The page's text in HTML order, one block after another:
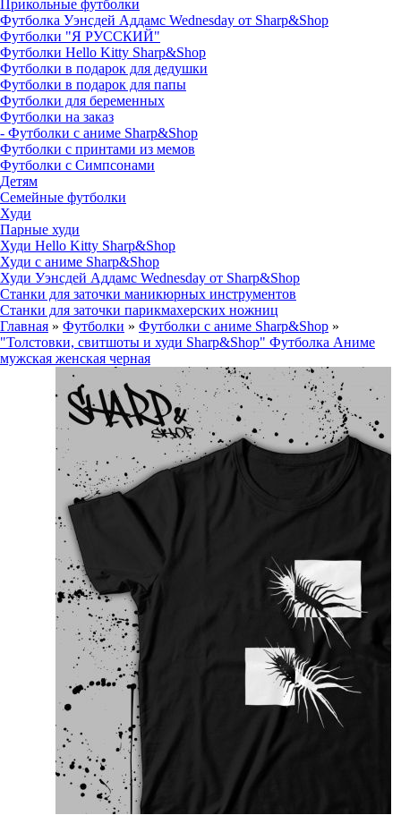
Прикольные футболки
Футболка Уэнсдей Аддамс Wednesday от Sharp&Shop
Футболки "Я РУССКИЙ"
Футболки Hello Kitty Sharp&Shop
Футболки в подарок для дедушки
Футболки в подарок для папы
Футболки для беременных
Футболки на заказ
- Футболки с аниме Sharp&Shop
Футболки с принтами из мемов
Футболки с Симпсонами
Детям
Семейные футболки
Худи
Парные худи
Худи Hello Kitty Sharp&Shop
Худи с аниме Sharp&Shop
Худи Уэнсдей Аддамс Wednesday от Sharp&Shop
Станки для заточки маникюрных инструментов
Станки для заточки парикмахерских ножниц
Главная » Футболки » Футболки с аниме Sharp&Shop »
"Толстовки, свитшоты и худи Sharp&Shop" Футболка Аниме
мужская женская черная